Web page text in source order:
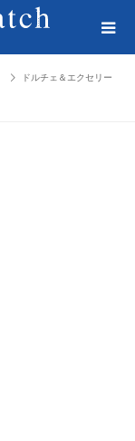
ドルチェ＆エクセリー